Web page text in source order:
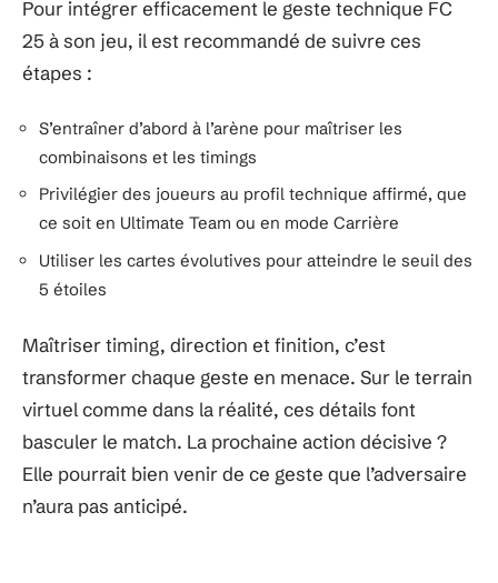
Pour intégrer efficacement le geste technique FC
25 à son jeu, il est recommandé de suivre ces
étapes :
S’entraîner d’abord à l’arène pour maîtriser les
combinaisons et les timings
Privilégier des joueurs au profil technique affirmé, que
ce soit en Ultimate Team ou en mode Carrière
Utiliser les cartes évolutives pour atteindre le seuil des
5 étoiles
Maîtriser timing, direction et finition, c’est
transformer chaque geste en menace. Sur le terrain
virtuel comme dans la réalité, ces détails font
basculer le match. La prochaine action décisive ?
Elle pourrait bien venir de ce geste que l’adversaire
n’aura pas anticipé.